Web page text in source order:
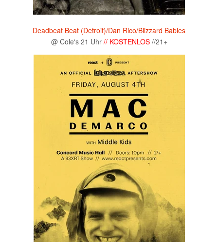
Deadbeat Beat (Detroit)/Dan Rico/Blizzard Babies
@ Cole's 21 Uhr // KOSTENLOS//21+